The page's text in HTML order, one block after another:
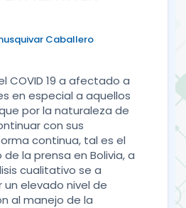
Caballero
COVID 19 a afectado a
en especial a aquellos
por la naturaleza de
con sus
continua, tal es el
la prensa en Bolivia, a
cualitativo se a
elevado nivel de
al manejo de la